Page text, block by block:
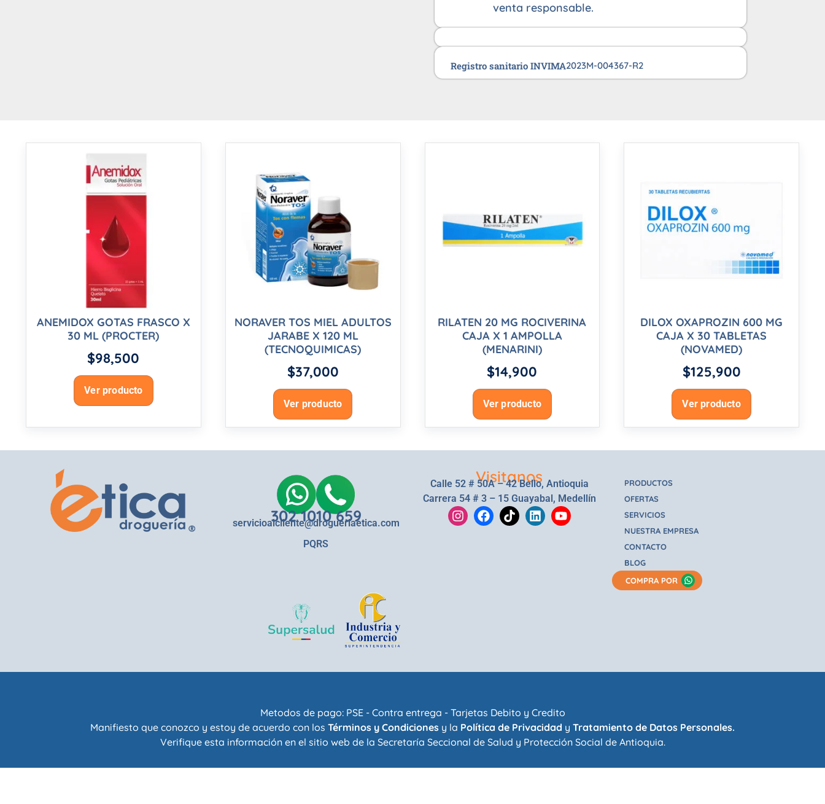
venta responsable.
Registro sanitario INVIMA2023M-004367-R2
ANEMIDOX GOTAS FRASCO X
30 ML (PROCTER)
$98,500
Ver producto
NORAVER TOS MIEL ADULTOS
JARABE X 120 ML
(TECNOQUIMICAS)
$37,000
Ver producto
RILATEN 20 MG ROCIVERINA
CAJA X 1 AMPOLLA
(MENARINI)
$14,900
Ver producto
DILOX OXAPROZIN 600 MG
CAJA X 30 TABLETAS
(NOVAMED)
$125,900
Ver producto
302 1010 659
servicioalcliente@drogueriaetica.com
PQRS
Visitanos
Calle 52 # 50A – 42 Bello, Antioquia
Carrera 54 # 3 – 15 Guayabal, Medellín
PRODUCTOS
OFERTAS
SERVICIOS
NUESTRA EMPRESA
CONTACTO
BLOG
COMPRA POR
Metodos de pago: PSE - Contra entrega - Tarjetas Debito y Credito
Manifiesto que conozco y estoy de acuerdo con los Términos y Condiciones y la Política de Privacidad y Tratamiento de Datos Personales.
Verifique esta información en el sitio web de la Secretaría Seccional de Salud y Protección Social de Antioquia.